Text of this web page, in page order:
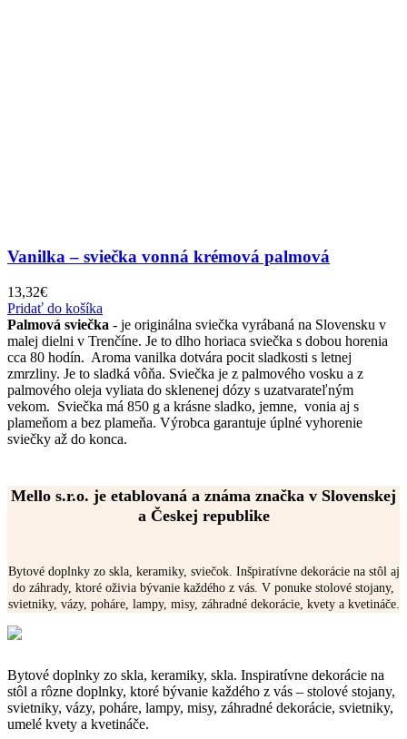
Vanilka – sviečka vonná krémová palmová
13,32€
Pridať do košíka
Palmová sviečka - je originálna sviečka vyrábaná na Slovensku v
malej dielni v Trenčíne. Je to dlho horiaca sviečka s dobou horenia
cca 80 hodín. Aroma vanilka dotvára pocit sladkosti s letnej
zmrzliny. Je to sladká vôňa. Sviečka je z palmového vosku a z
palmového oleja vyliata do sklenenej dózy s uzatvarateľným
vekom. Sviečka má 850 g a krásne sladko, jemne, vonia aj s
plameňom a bez plameňa. Výrobca garantuje úplné vyhorenie
sviečky až do konca.
Mello s.r.o. je etablovaná a známa značka v Slovenskej
a Českej republike
Bytové doplnky zo skla, keramiky, sviečok. Inšpiratívne dekorácie na stôl aj
do záhrady, ktoré oživia bývanie každého z vás. V ponuke stolové stojany,
svietniky, vázy, poháre, lampy, misy, záhradné dekorácie, kvety a kvetináče.
Bytové doplnky zo skla, keramiky, skla. Inspiratívne dekorácie na
stôl a rôzne doplnky, ktoré bývanie každého z vás – stolové stojany,
svietniky, vázy, poháre, lampy, misy, záhradné dekorácie, svietniky,
umelé kvety a kvetináče.